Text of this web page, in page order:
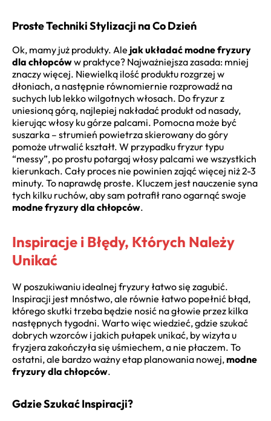
Proste Techniki Stylizacji na Co Dzień
Ok, mamy już produkty. Ale jak układać modne fryzury
dla chłopcóww praktyce? Najważniejsza zasada: mniej
znaczy więcej. Niewielką ilość produktu rozgrzej w
dłoniach, a następnie równomiernie rozprowadź na
suchych lub lekko wilgotnych włosach. Do fryzur z
uniesioną górą, najlepiej nakładać produkt od nasady,
kierując włosy ku górze palcami. Pomocna może być
suszarka – strumień powietrza skierowany do góry
pomoże utrwalić kształt. W przypadku fryzur typu
“messy”, po prostu potargaj włosy palcami we wszystkich
kierunkach. Cały proces nie powinien zająć więcej niż 2-3
minuty. To naprawdę proste. Kluczem jest nauczenie syna
tych kilku ruchów, aby sam potrafił rano ogarnąć swoje
modne fryzury dla chłopców.
Inspiracje i Błędy, Których Należy
Unikać
W poszukiwaniu idealnej fryzury łatwo się zagubić.
Inspiracji jest mnóstwo, ale równie łatwo popełnić błąd,
którego skutki trzeba będzie nosić na głowie przez kilka
następnych tygodni. Warto więc wiedzieć, gdzie szukać
dobrych wzorców i jakich pułapek unikać, by wizyta u
fryzjera zakończyła się uśmiechem, a nie płaczem. To
ostatni, ale bardzo ważny etap planowania nowej,modne
fryzury dla chłopców.
Gdzie Szukać Inspiracji?